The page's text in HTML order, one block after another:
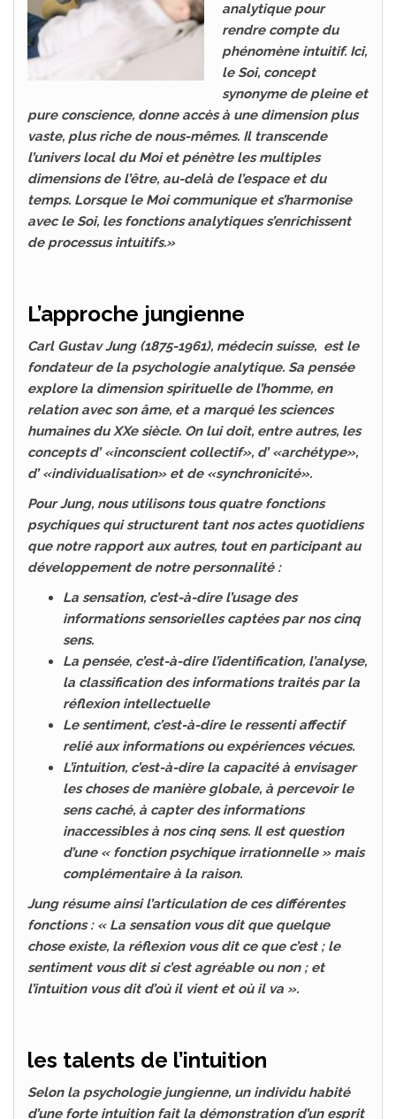
analytique pour
rendre compte du
phénomène intuitif. Ici,
le Soi, concept
synonyme de pleine et
pure conscience, donne accès à une dimension plus
vaste, plus riche de nous-mêmes. Il transcende
l’univers local du Moi et pénètre les multiples
dimensions de l’être, au-delà de l’espace et du
temps. Lorsque le Moi communique et s’harmonise
avec le Soi, les fonctions analytiques s’enrichissent
de processus intuitifs.»
L’approche jungienne
Carl Gustav Jung (1875-1961), médecin suisse, est le
fondateur de la psychologie analytique. Sa pensée
explore la dimension spirituelle de l’homme, en
relation avec son âme, et a marqué les sciences
humaines du XXe siècle. On lui doit, entre autres, les
concepts d’ «inconscient collectif», d’ «archétype»,
d’ «individualisation» et de «synchronicité».
Pour Jung, nous utilisons tous quatre fonctions
psychiques qui structurent tant nos actes quotidiens
que notre rapport aux autres, tout en participant au
développement de notre personnalité :
La sensation, c’est-à-dire l’usage des
informations sensorielles captées par nos cinq
sens.
La pensée, c’est-à-dire l’identification, l’analyse,
la classification des informations traités par la
réflexion intellectuelle
Le sentiment, c’est-à-dire le ressenti affectif
relié aux informations ou expériences vécues.
L’intuition, c’est-à-dire la capacité à envisager
les choses de manière globale, à percevoir le
sens caché, à capter des informations
inaccessibles à nos cinq sens. Il est question
d’une « fonction psychique irrationnelle » mais
complémentaire à la raison.
Jung résume ainsi l’articulation de ces différentes
fonctions : « La sensation vous dit que quelque
chose existe, la réflexion vous dit ce que c’est ; le
sentiment vous dit si c’est agréable ou non ; et
l’intuition vous dit d’où il vient et où il va ».
les talents de l’intuition
Selon la psychologie jungienne, un individu habité
d’une forte intuition fait la démonstration d’un esprit